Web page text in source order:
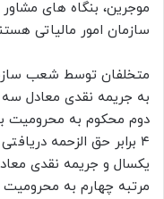
موجرین، بنگاه های مشاور
سازمان امور مالیاتی
متخلفان توسط شعب
به جریمه نقدی معادل سه
دوم محکوم به
۴ برابر حق الزحمه
یکسال و جریمه نقدی
مرتبه چهارم به